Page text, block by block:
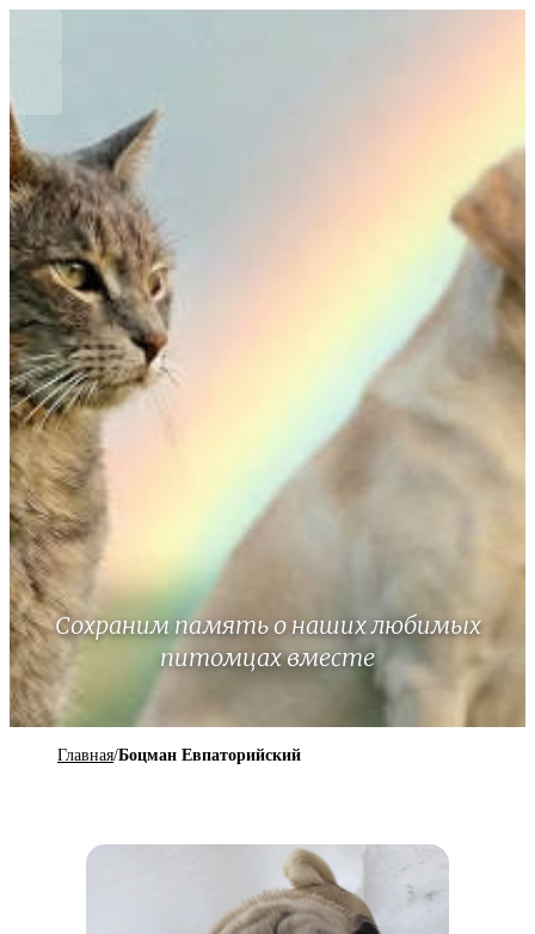
Сохраним память о наших любимых
питомцах вместе
Главная/Боцман Евпаторийский